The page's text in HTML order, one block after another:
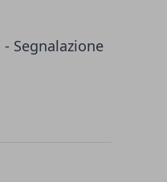
Segnalazione